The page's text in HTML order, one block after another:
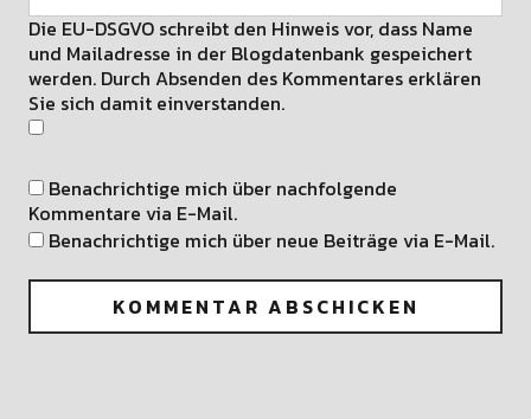
Die EU-DSGVO schreibt den Hinweis vor, dass Name
und Mailadresse in der Blogdatenbank gespeichert
werden. Durch Absenden des Kommentares erklären
Sie sich damit einverstanden.
Benachrichtige mich über nachfolgende
Kommentare via E-Mail.
Benachrichtige mich über neue Beiträge via E-Mail.